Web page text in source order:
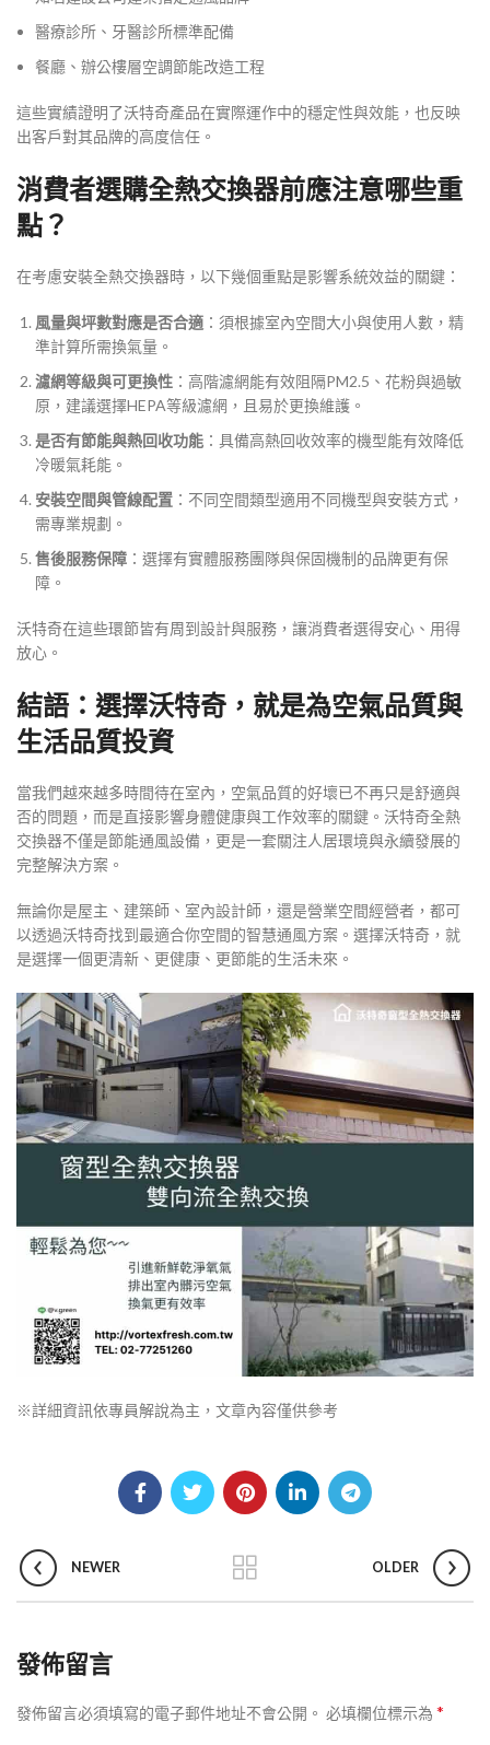
醫療診所、牙醫診所標準配備
餐廳、辦公樓層空調節能改造工程
這些實績證明了沃特奇產品在實際運作中的穩定性與效能，也反映
出客戶對其品牌的高度信任。
消費者選購全熱交換器前應注意哪些重
點？
在考慮安裝全熱交換器時，以下幾個重點是影響系統效益的關鍵：
風量與坪數對應是否合適 ：須根據室內空間大小與使用人數，精
準計算所需換氣量。
濾網等級與可更換性 ：高階濾網能有效阻隔PM2.5、花粉與過敏
原，建議選擇HEPA等級濾網，且易於更換維護。
是否有節能與熱回收功能 ：具備高熱回收效率的機型能有效降低
冷暖氣耗能。
安裝空間與管線配置 ：不同空間類型適用不同機型與安裝方式，
需專業規劃。
售後服務保障 ：選擇有實體服務團隊與保固機制的品牌更有保
障。
沃特奇在這些環節皆有周到設計與服務，讓消費者選得安心、用得
放心。
結語：選擇沃特奇，就是為空氣品質與
生活品質投資
當我們越來越多時間待在室內，空氣品質的好壞已不再只是舒適與
否的問題，而是直接影響身體健康與工作效率的關鍵。沃特奇全熱
交換器不僅是節能通風設備，更是一套關注人居環境與永續發展的
完整解決方案。
無論你是屋主、建築師、室內設計師，還是營業空間經營者，都可
以透過沃特奇找到最適合你空間的智慧通風方案。選擇沃特奇，就
是選擇一個更清新、更健康、更節能的生活未來。
※詳細資訊依專員解說為主，文章內容僅供參考
NEWER OLDER
發佈留言
發佈留言必須填寫的電子郵件地址不會公開。 必填欄位標示為 *